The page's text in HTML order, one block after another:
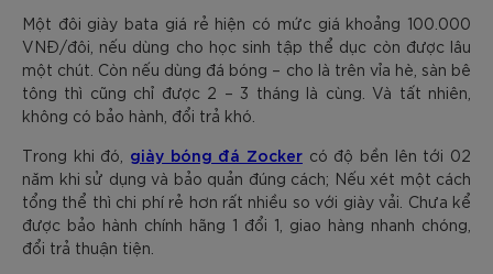
Một đôi giày bata giá rẻ hiện có mức giá khoảng 100.000
VNĐ/đôi, nếu dùng cho học sinh tập thể dục còn được lâu
một chút. Còn nếu dùng đá bóng – cho là trên vỉa hè, sàn bê
tông thì cũng chỉ được 2 – 3 tháng là cùng. Và tất nhiên,
không có bảo hành, đổi trả khó.
Trong khi đó, giày bóng đá Zocker có độ bền lên tới 02
năm khi sử dụng và bảo quản đúng cách; Nếu xét một cách
tổng thể thì chi phí rẻ hơn rất nhiều so với giày vải. Chưa kể
được bảo hành chính hãng 1 đổi 1, giao hàng nhanh chóng,
đổi trả thuận tiện.